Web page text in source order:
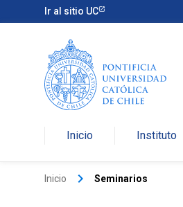
Ir al sitio UC
Inicio Instituto
Inicio keyboard_arrow_right Seminarios